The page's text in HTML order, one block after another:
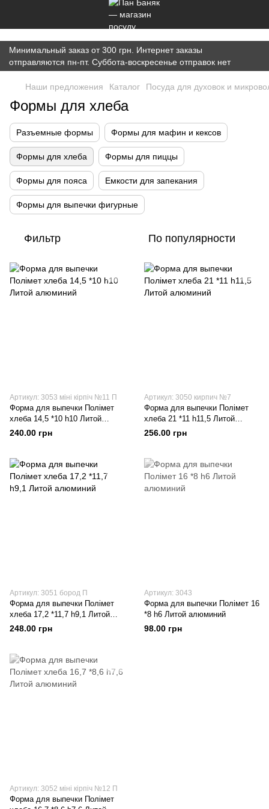
})(window,document,'script','dataLayer','GTM-K7JWBM2W');
Минимальный заказ от 300 грн. Интернет заказы
отправляются пн-пт. Суббота-воскресенье отправок нет
Наши предложения Каталог Посуда для духовок и
Формы для хлеба
Разъемные формы Формы для мафин и кексов
Формы для хлеба Формы для пиццы
Формы для пояса Емкости для запекания
Формы для выпечки фигурные
Фильтр По популярности
Артикул: 3053 міні кірпіч №11 П
Форма для выпечки Полімет
хлеба 14,5 *10 h10 Литой
алюминий
240.00 грн
Артикул: 3050 кирпич №7
Форма для выпечки Полімет
хлеба 21 *11 h11,5 Литой
алюминий
256.00 грн
Артикул: 3051 бород П
Форма для выпечки Полімет
хлеба 17,2 *11,7 h9,1 Литой
алюминий
248.00 грн
Артикул: 3043
Форма для выпечки Полімет 16
*8 h6 Литой алюминий
98.00 грн
Артикул: 3052 міні кірпіч №12 П
Форма для выпечки Полімет